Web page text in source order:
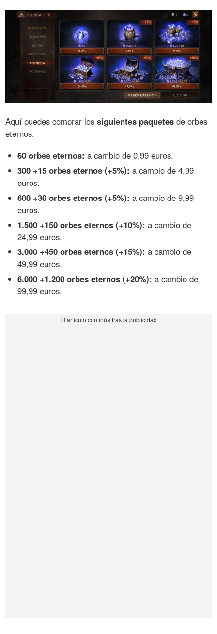
Aquí puedes comprar lossiguientes paquetes de orbes
eternos:
60 orbes eternos: a cambio de 0,99 euros.
300 +15 orbes eternos (+5%): a cambio de 4,99
euros.
600 +30 orbes eternos (+5%): a cambio de 9,99
euros.
1.500 +150 orbes eternos (+10%): a cambio de
24,99 euros.
3.000 +450 orbes eternos (+15%): a cambio de
49,99 euros.
6.000 +1.200 orbes eternos (+20%): a cambio de
99,99 euros.